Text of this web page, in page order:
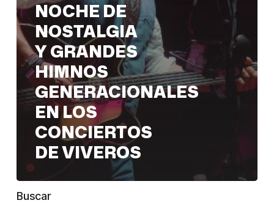
de
Viveros
NOCHE DE
NOSTALGIA
Y GRANDES
HIMNOS
GENERACIONALES
EN LOS
CONCIERTOS
DE VIVEROS
Buscar